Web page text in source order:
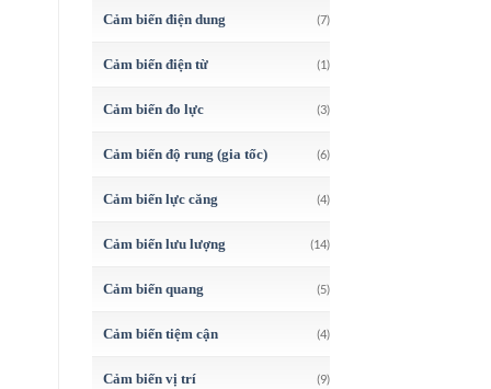
Cảm biến điện dung (7)
Cảm biến điện từ (1)
Cảm biến đo lực (3)
Cảm biến độ rung (gia tốc) (6)
Cảm biến lực căng (4)
Cảm biến lưu lượng (14)
Cảm biến quang (5)
Cảm biến tiệm cận (4)
Cảm biến vị trí (9)